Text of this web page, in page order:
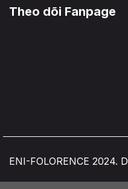
Theo dõi Fanpage
ENI-FOLORENCE 2024.